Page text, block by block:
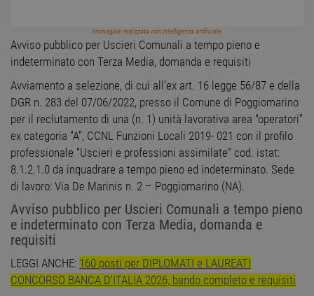
Immagine realizzata con intelligenza artificiale
Avviso pubblico per Uscieri Comunali a tempo pieno e
indeterminato con Terza Media, domanda e requisiti
Avviamento a selezione, di cui all’ex art. 16 legge 56/87 e della
DGR n. 283 del 07/06/2022, presso il Comune di Poggiomarino
per il reclutamento di una (n. 1) unità lavorativa area “operatori”
ex categoria “A”, CCNL Funzioni Locali 2019- 021 con il profilo
professionale “Uscieri e professioni assimilate” cod. istat:
8.1.2.1.0 da inquadrare a tempo pieno ed indeterminato. Sede
di lavoro: Via De Marinis n. 2 – Poggiomarino (NA).
Avviso pubblico per Uscieri Comunali a tempo pieno
e indeterminato con Terza Media, domanda e
requisiti
LEGGI ANCHE: 160 posti per DIPLOMATI e LAUREATI
CONCORSO BANCA D'ITALIA 2026, bando completo e requisiti